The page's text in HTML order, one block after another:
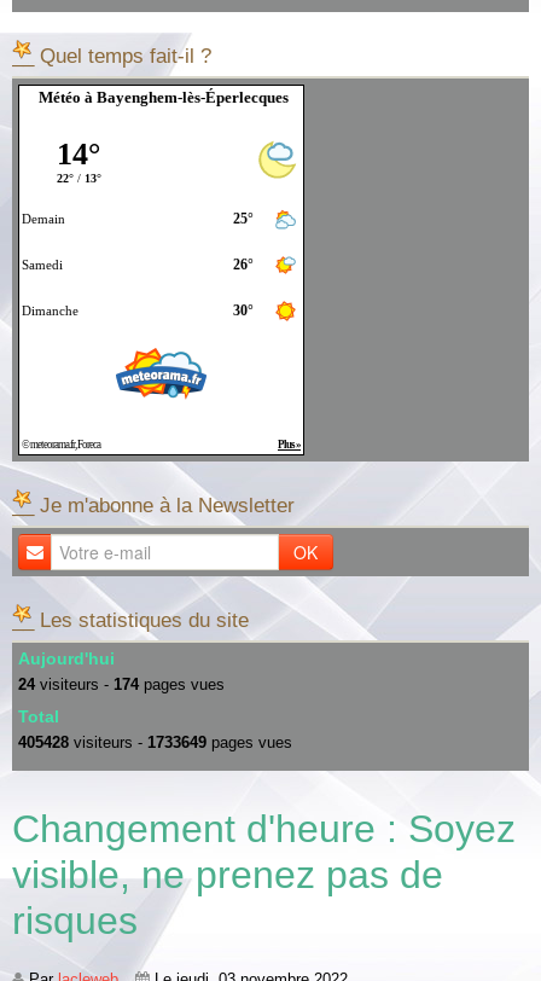
__ Quel temps fait-il ?
Météo à Bayenghem-lès-Éperlecques
__ Je m'abonne à la Newsletter
OK
__ Les statistiques du site
Aujourd'hui
24 visiteurs - 174 pages vues
Total
405428 visiteurs - 1733649 pages vues
Changement d'heure : Soyez
visible, ne prenez pas de
risques